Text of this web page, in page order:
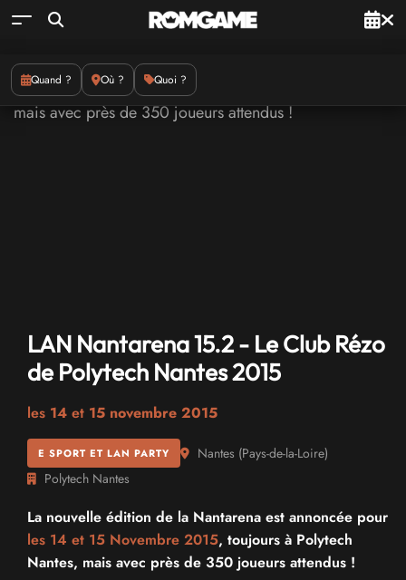
Quand ? Où ? Quoi ?
LAN Nantarena 15.2 - Le Club Rézo
de Polytech Nantes 2015
les 14 et 15 novembre 2015
E SPORT ET LAN PARTY Nantes (Pays-de-la-Loire)
Polytech Nantes
La nouvelle édition de la Nantarena est annoncée pour
les 14 et 15 Novembre 2015, toujours à Polytech
Nantes, mais avec près de 350 joueurs attendus !